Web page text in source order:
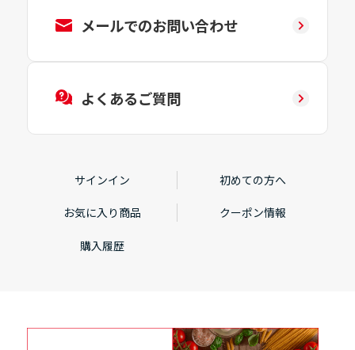
メールでのお問い合わせ
よくあるご質問
サインイン 初めての方へ
お気に入り商品 クーポン情報
購入履歴